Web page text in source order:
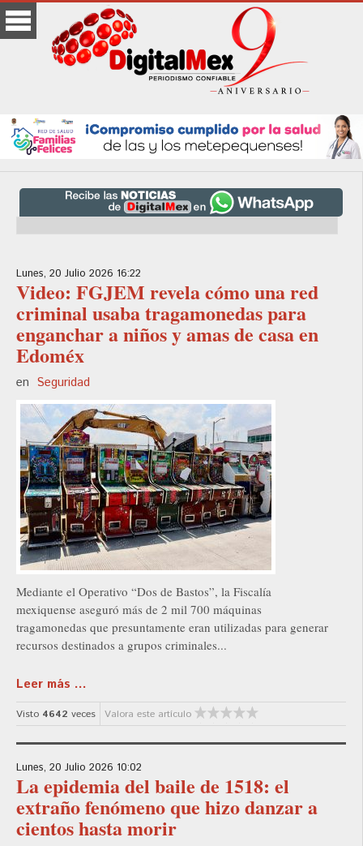
Lunes, 20 Julio 2026 16:22
Video: FGJEM revela cómo una red
criminal usaba tragamonedas para
enganchar a niños y amas de casa en
Edoméx
en Seguridad
Mediante el Operativo “Dos de Bastos”, la Fiscalía
mexiquense aseguró más de 2 mil 700 máquinas
tragamonedas que presuntamente eran utilizadas para generar
recursos destinados a grupos criminales...
Leer más ...
Visto 4642 veces Valora este artículo
Lunes, 20 Julio 2026 10:02
La epidemia del baile de 1518: el
extraño fenómeno que hizo danzar a
cientos hasta morir